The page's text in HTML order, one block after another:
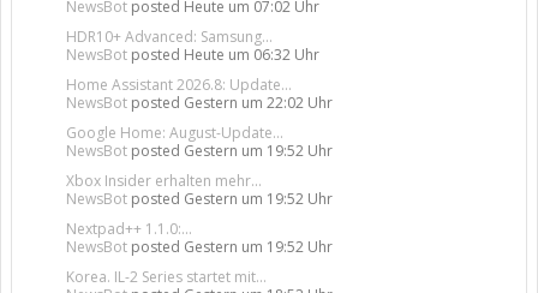
NewsBot posted Heute um 07:02 Uhr
HDR10+ Advanced: Samsung...
NewsBot posted Heute um 06:32 Uhr
Home Assistant 2026.8: Update...
NewsBot posted Gestern um 22:02 Uhr
Google Home: August-Update...
NewsBot posted Gestern um 19:52 Uhr
Xbox Insider erhalten mehr...
NewsBot posted Gestern um 19:52 Uhr
Nextpad++ 1.1.0:...
NewsBot posted Gestern um 19:52 Uhr
Korea. IL-2 Series startet mit...